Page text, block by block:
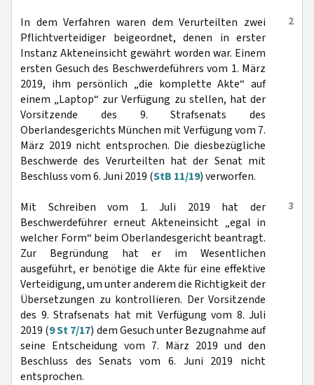
2
In dem Verfahren waren dem Verurteilten zwei
Pflichtverteidiger beigeordnet, denen in erster
Instanz Akteneinsicht gewährt worden war. Einem
ersten Gesuch des Beschwerdeführers vom 1. März
2019, ihm persönlich „die komplette Akte“ auf
einem „Laptop“ zur Verfügung zu stellen, hat der
Vorsitzende des 9. Strafsenats des
Oberlandesgerichts München mit Verfügung vom 7.
März 2019 nicht entsprochen. Die diesbezügliche
Beschwerde des Verurteilten hat der Senat mit
Beschluss vom 6. Juni 2019 (StB 11/19) verworfen.
3
Mit Schreiben vom 1. Juli 2019 hat der
Beschwerdeführer erneut Akteneinsicht „egal in
welcher Form“ beim Oberlandesgericht beantragt.
Zur Begründung hat er im Wesentlichen
ausgeführt, er benötige die Akte für eine effektive
Verteidigung, um unter anderem die Richtigkeit der
Übersetzungen zu kontrollieren. Der Vorsitzende
des 9. Strafsenats hat mit Verfügung vom 8. Juli
2019 (9 St 7/17) dem Gesuch unter Bezugnahme auf
seine Entscheidung vom 7. März 2019 und den
Beschluss des Senats vom 6. Juni 2019 nicht
entsprochen.